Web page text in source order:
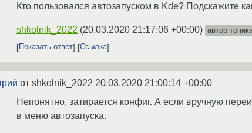
Кто пользовался автозапуском в Kde? Подскажите
shkolnik_2022 (20.03.2020 21:17:06 +00:00) автор
Показать ответ
Ссылка
от shkolnik_2022 20.03.2020 21:00:14 +00:00
Непонятно, затирается конфиг. А если вручную
в меню автозапуска.